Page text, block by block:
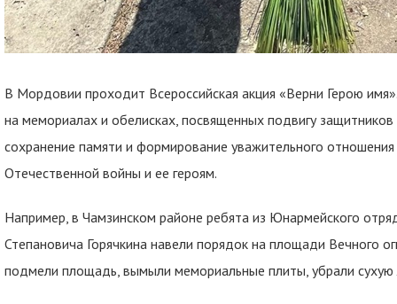
В Мордовии проходит Всероссийская акция «Верни Герою
на мемориалах и обелисках, посвященных подвигу защитников
сохранение памяти и формирование уважительного
Отечественной войны и ее героям.
Например, в Чамзинском районе ребята из Юнармейского
Степановича Горячкина навели порядок на площади Вечного
подмели площадь, вымыли мемориальные плиты, убрали сухую